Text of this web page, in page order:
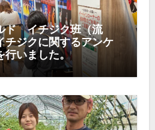
ド イチジク班（流
チジクに関するアンケ
行いました。